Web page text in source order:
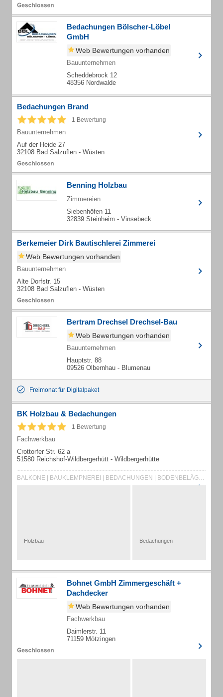
Bedachungen Bölscher-Löbel
GmbH
Web Bewertungen vorhanden
Bauunternehmen
Scheddebrock 12
48356 Nordwalde
Bedachungen Brand
1 Bewertung
Bauunternehmen
Auf der Heide 27
32108 Bad Salzuflen - Wüsten
Benning Holzbau
Zimmereien
Siebenhöfen 11
32839 Steinheim - Vinsebeck
Berkemeier Dirk Bautischlerei Zimmerei
Web Bewertungen vorhanden
Bauunternehmen
Alte Dorfstr. 15
32108 Bad Salzuflen - Wüsten
Bertram Drechsel Drechsel-Bau
Web Bewertungen vorhanden
Bauunternehmen
Hauptstr. 88
09526 Olbernhau - Blumenau
Freimonat für Digitalpaket
BK Holzbau & Bedachungen
1 Bewertung
Fachwerkbau
Crottorfer Str. 62 a
51580 Reichshof-Wildbergerhütt - Wildbergerhütte
BALKONE | BAUKLEMPNEREI | BEDACHUNGEN | BODENBELÄGE | CARPORTS | DACHARBEITEN
Holzbau Bedachungen
Bohnet GmbH Zimmergeschäft +
Dachdecker
Web Bewertungen vorhanden
Fachwerkbau
Daimlerstr. 11
71159 Mötzingen